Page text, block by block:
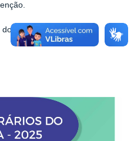
ônibus Circular CCA